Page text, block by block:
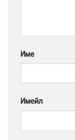
Име
Имейл